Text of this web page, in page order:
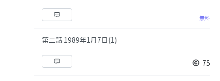
無料
第二話 1989年1月7日(1)
75